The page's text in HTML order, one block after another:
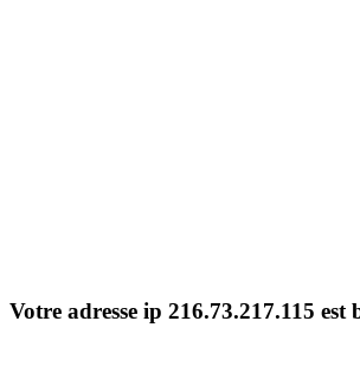
Votre adresse ip 216.73.217.115 est